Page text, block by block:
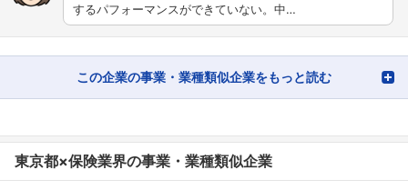
するパフォーマンスができていない。中…
この企業の事業・業種類似企業をもっと読む
東京都×保険業界の事業・業種類似企業